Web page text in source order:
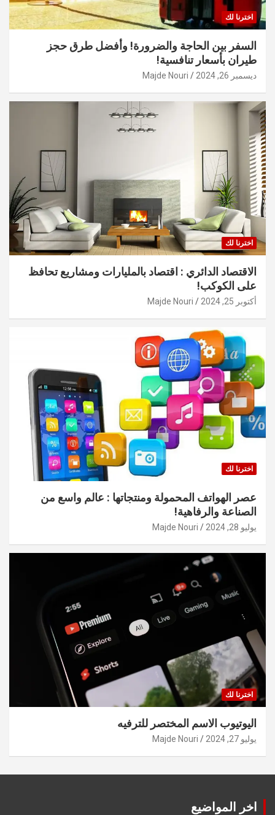
اخترنا لك
السفر بين الحاجة والضرورة! وأفضل طرق حجز
طيران بأسعار تنافسية!
ديسمبر 26, 2024 Majde Nouri
اخترنا لك
الاقتصاد الدائري : اقتصاد بالمليارات ومشاريع تحافظ
على الكوكب!
أكتوبر 25, 2024 Majde Nouri
اخترنا لك
عصر الهواتف المحمولة ومنتجاتها : عالم واسع من
الصناعة والرفاهية!
يوليو 28, 2024 Majde Nouri
اخترنا لك
اليوتيوب الاسم المختصر للترفيه
يوليو 27, 2024 Majde Nouri
اخر المواضيع